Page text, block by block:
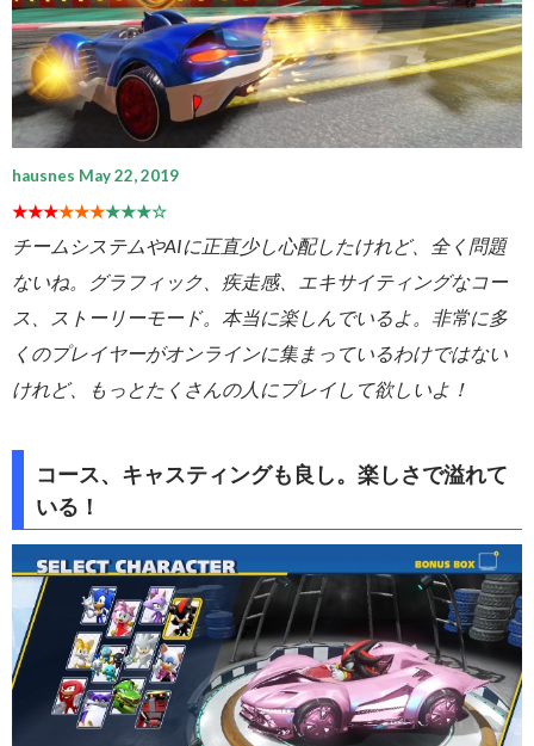
hausnes May 22, 2019
★★★★★★★★★☆
チームシステムやAIに正直少し心配したけれど、全く問題
ないね。グラフィック、疾走感、エキサイティングなコー
ス、ストーリーモード。本当に楽しんでいるよ。非常に多
くのプレイヤーがオンラインに集まっているわけではない
けれど、もっとたくさんの人にプレイして欲しいよ！
コース、キャスティングも良し。楽しさで溢れて
いる！